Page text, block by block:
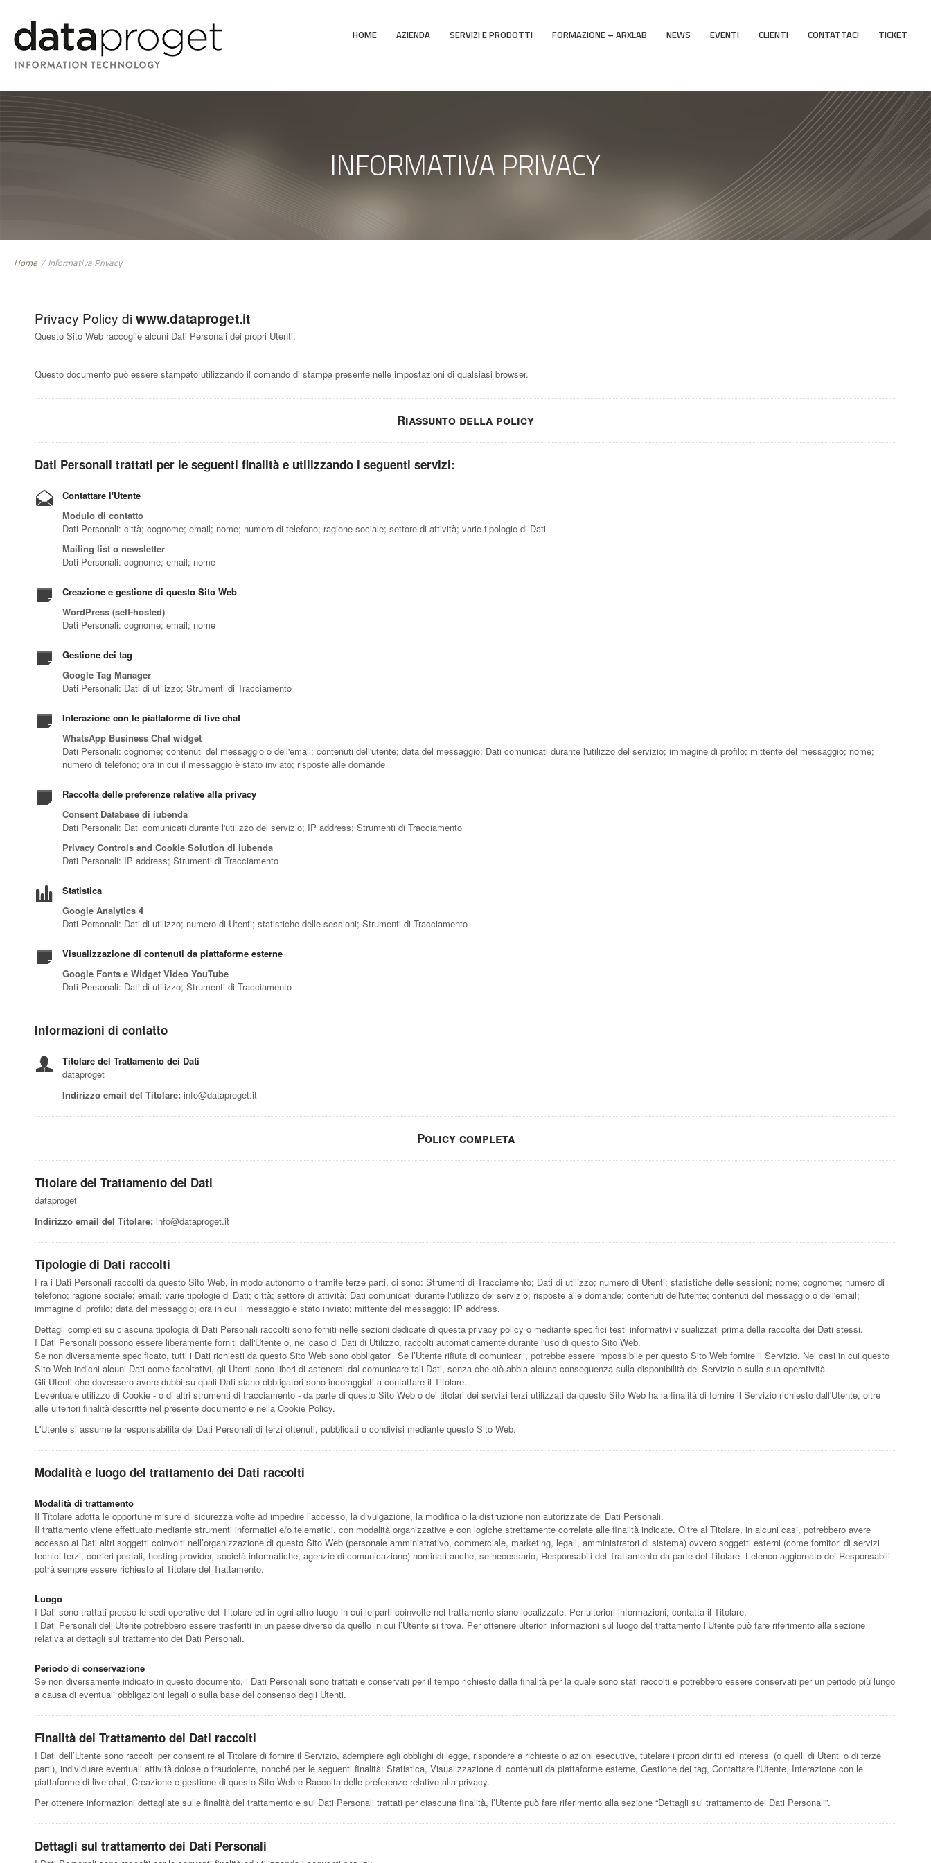
HOME AZIENDA SERVIZI E PRODOTTI FORMAZIONE – ARXLAB NEWS EVENTI CLIENTI CONTATTACI TICKET
INFORMATIVA PRIVACY
Home / Informativa Privacy
Privacy Policy di www.dataproget.it
Questo Sito Web raccoglie alcuni Dati Personali dei propri Utenti.
Questo documento può essere stampato utilizzando il comando di stampa presente nelle impostazioni di qualsiasi browser.
Riassunto della policy
Dati Personali trattati per le seguenti finalità e utilizzando i seguenti servizi:
Contattare l'Utente
Modulo di contatto
Dati Personali: città; cognome; email; nome; numero di telefono; ragione sociale; settore di attività; varie tipologie di Dati
Mailing list o newsletter
Dati Personali: cognome; email; nome
Creazione e gestione di questo Sito Web
WordPress (self-hosted)
Dati Personali: cognome; email; nome
Gestione dei tag
Google Tag Manager
Dati Personali: Dati di utilizzo; Strumenti di Tracciamento
Interazione con le piattaforme di live chat
WhatsApp Business Chat widget
Dati Personali: cognome; contenuti del messaggio o dell'email; contenuti dell'utente; data del messaggio; Dati comunicati durante l'utilizzo del servizio; immagine di profilo; mittente del messaggio; nome;
numero di telefono; ora in cui il messaggio è stato inviato; risposte alle domande
Raccolta delle preferenze relative alla privacy
Consent Database di iubenda
Dati Personali: Dati comunicati durante l'utilizzo del servizio; IP address; Strumenti di Tracciamento
Privacy Controls and Cookie Solution di iubenda
Dati Personali: IP address; Strumenti di Tracciamento
Statistica
Google Analytics 4
Dati Personali: Dati di utilizzo; numero di Utenti; statistiche delle sessioni; Strumenti di Tracciamento
Visualizzazione di contenuti da piattaforme esterne
Google Fonts e Widget Video YouTube
Dati Personali: Dati di utilizzo; Strumenti di Tracciamento
Informazioni di contatto
Titolare del Trattamento dei Dati
dataproget
Indirizzo email del Titolare: info@dataproget.it
Policy completa
Titolare del Trattamento dei Dati
dataproget
Indirizzo email del Titolare: info@dataproget.it
Tipologie di Dati raccolti
Fra i Dati Personali raccolti da questo Sito Web, in modo autonomo o tramite terze parti, ci sono: Strumenti di Tracciamento; Dati di utilizzo; numero di Utenti; statistiche delle sessioni; nome; cognome; numero di
telefono; ragione sociale; email; varie tipologie di Dati; città; settore di attività; Dati comunicati durante l'utilizzo del servizio; risposte alle domande; contenuti dell'utente; contenuti del messaggio o dell'email;
immagine di profilo; data del messaggio; ora in cui il messaggio è stato inviato; mittente del messaggio; IP address.
Dettagli completi su ciascuna tipologia di Dati Personali raccolti sono forniti nelle sezioni dedicate di questa privacy policy o mediante specifici testi informativi visualizzati prima della raccolta dei Dati stessi.
I Dati Personali possono essere liberamente forniti dall'Utente o, nel caso di Dati di Utilizzo, raccolti automaticamente durante l'uso di questo Sito Web.
Se non diversamente specificato, tutti i Dati richiesti da questo Sito Web sono obbligatori. Se l’Utente rifiuta di comunicarli, potrebbe essere impossibile per questo Sito Web fornire il Servizio. Nei casi in cui questo
Sito Web indichi alcuni Dati come facoltativi, gli Utenti sono liberi di astenersi dal comunicare tali Dati, senza che ciò abbia alcuna conseguenza sulla disponibilità del Servizio o sulla sua operatività.
Gli Utenti che dovessero avere dubbi su quali Dati siano obbligatori sono incoraggiati a contattare il Titolare.
L’eventuale utilizzo di Cookie - o di altri strumenti di tracciamento - da parte di questo Sito Web o dei titolari dei servizi terzi utilizzati da questo Sito Web ha la finalità di fornire il Servizio richiesto dall'Utente, oltre
alle ulteriori finalità descritte nel presente documento e nella Cookie Policy.
L'Utente si assume la responsabilità dei Dati Personali di terzi ottenuti, pubblicati o condivisi mediante questo Sito Web.
Modalità e luogo del trattamento dei Dati raccolti
Modalità di trattamento
Il Titolare adotta le opportune misure di sicurezza volte ad impedire l’accesso, la divulgazione, la modifica o la distruzione non autorizzate dei Dati Personali.
Il trattamento viene effettuato mediante strumenti informatici e/o telematici, con modalità organizzative e con logiche strettamente correlate alle finalità indicate. Oltre al Titolare, in alcuni casi, potrebbero avere
accesso ai Dati altri soggetti coinvolti nell’organizzazione di questo Sito Web (personale amministrativo, commerciale, marketing, legali, amministratori di sistema) ovvero soggetti esterni (come fornitori di servizi
tecnici terzi, corrieri postali, hosting provider, società informatiche, agenzie di comunicazione) nominati anche, se necessario, Responsabili del Trattamento da parte del Titolare. L’elenco aggiornato dei Responsabili
potrà sempre essere richiesto al Titolare del Trattamento.
Luogo
I Dati sono trattati presso le sedi operative del Titolare ed in ogni altro luogo in cui le parti coinvolte nel trattamento siano localizzate. Per ulteriori informazioni, contatta il Titolare.
I Dati Personali dell’Utente potrebbero essere trasferiti in un paese diverso da quello in cui l’Utente si trova. Per ottenere ulteriori informazioni sul luogo del trattamento l’Utente può fare riferimento alla sezione
relativa ai dettagli sul trattamento dei Dati Personali.
Periodo di conservazione
Se non diversamente indicato in questo documento, i Dati Personali sono trattati e conservati per il tempo richiesto dalla finalità per la quale sono stati raccolti e potrebbero essere conservati per un periodo più lungo
a causa di eventuali obbligazioni legali o sulla base del consenso degli Utenti.
Finalità del Trattamento dei Dati raccolti
I Dati dell’Utente sono raccolti per consentire al Titolare di fornire il Servizio, adempiere agli obblighi di legge, rispondere a richieste o azioni esecutive, tutelare i propri diritti ed interessi (o quelli di Utenti o di terze
parti), individuare eventuali attività dolose o fraudolente, nonché per le seguenti finalità: Statistica, Visualizzazione di contenuti da piattaforme esterne, Gestione dei tag, Contattare l'Utente, Interazione con le
piattaforme di live chat, Creazione e gestione di questo Sito Web e Raccolta delle preferenze relative alla privacy.
Per ottenere informazioni dettagliate sulle finalità del trattamento e sui Dati Personali trattati per ciascuna finalità, l’Utente può fare riferimento alla sezione “Dettagli sul trattamento dei Dati Personali”.
Dettagli sul trattamento dei Dati Personali